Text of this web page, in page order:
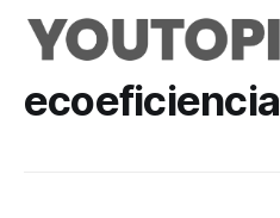
ecoeficiencia